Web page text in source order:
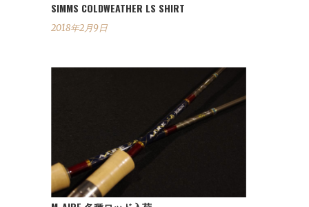
SIMMS COLDWEATHER LS SHIRT
2018年2月9日